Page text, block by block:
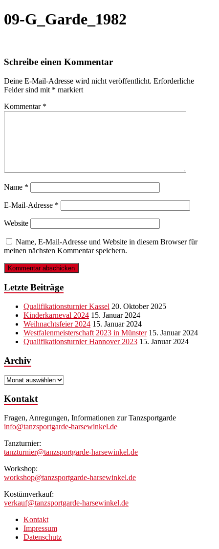
09-G_Garde_1982
Schreibe einen Kommentar
Deine E-Mail-Adresse wird nicht veröffentlicht. Erforderliche
Felder sind mit * markiert
Kommentar *
Name *
E-Mail-Adresse *
Website
Name, E-Mail-Adresse und Website in diesem Browser für
meinen nächsten Kommentar speichern.
Letzte Beiträge
Qualifikationsturnier Kassel 20. Oktober 2025
Kinderkarneval 2024 15. Januar 2024
Weihnachtsfeier 2024 15. Januar 2024
Westfalenmeisterschaft 2023 in Münster 15. Januar 2024
Qualifikationsturnier Hannover 2023 15. Januar 2024
Archiv
Archiv
Kontakt
Fragen, Anregungen, Informationen zur Tanzsportgarde
info@tanzsportgarde-harsewinkel.de
Tanzturnier:
tanzturnier@tanzsportgarde-harsewinkel.de
Workshop:
workshop@tanzsportgarde-harsewinkel.de
Kostümverkauf:
verkauf@tanzsportgarde-harsewinkel.de
Kontakt
Impressum
Datenschutz